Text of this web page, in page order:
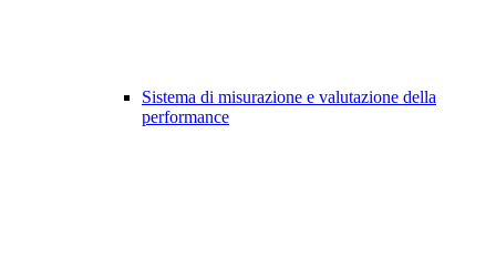
Sistema di misurazione e valutazione della
performance